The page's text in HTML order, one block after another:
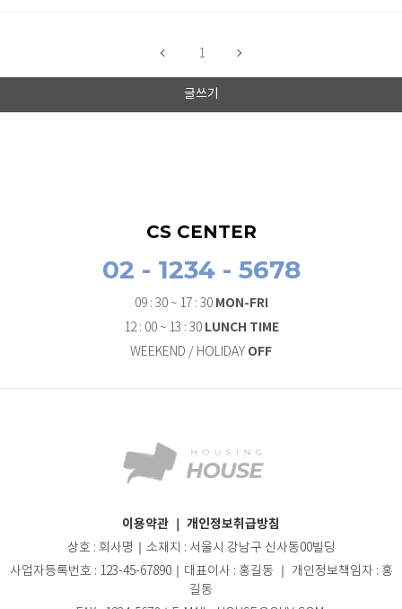
1
글쓰기
CS CENTER
02 - 1234 - 5678
09 : 30 ~ 17 : 30 MON-FRI
12 : 00 ~ 13 : 30 LUNCH TIME
WEEKEND / HOLIDAY OFF
이용약관 개인정보취급방침
상호 : 회사명｜소재지 : 서울시 강남구 신사동00빌딩
사업자등록번호 : 123-45-67890｜대표이사 : 홍길동 ｜ 개인정보책임자 : 홍
길동